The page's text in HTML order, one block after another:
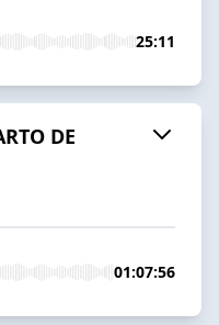
25:11
DE
01:07:56